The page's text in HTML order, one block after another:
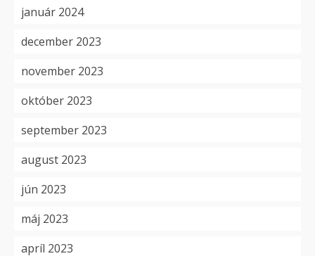
január 2024
december 2023
november 2023
október 2023
september 2023
august 2023
jún 2023
máj 2023
apríl 2023